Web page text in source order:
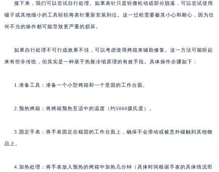
接下来，我们可以尝试自行处理。如果表针只是轻微松动或部分脱落，可以尝试使用
镊子或其他细小的工具轻轻将表针重新安装到位。这一过程需要极其小心和耐心，因为任
何不当的操作都可能导致更严重的损坏。
如果自行处理不可行或效果不佳，可以考虑使用烤箱来辅助修复。这一方法可能听起
来有些非传统，但其实是一种基于热胀冷缩原理的有效手段。具体操作步骤如下：
1.准备工具：准备一个小型烤箱和一个坚固的工作台面。
2.预热烤箱：将烤箱预热至适中的温度（约5060摄氏度）。
3.固定手表：将手表固定在稳固的工作台面上，确保不会滑动或被意外碰触到其他物
品上。
4.加热处理：将手表放入预热的烤箱中加热几分钟（具体时间根据手表的具体情况而